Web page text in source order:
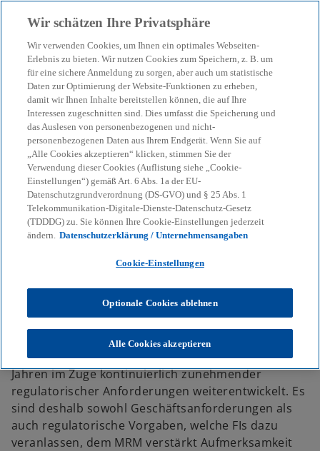
menu search
Modellrisikomanagement
(MRM)
Banken unterschätzen die Risiken einer
unzureichenden Modell-Governance
KPMG Themen
Corporate Governance & Compliance
Modellrisikomanagement (MRM)
Finanzinstitute (FIs) nutzen bereits seit Jahrzehnten
Modelle für die Unternehmenssteuerung und
wesentliche Aspekte des Geschäfts. Im Zuge der
Digitalisierung nimmt die Bedeutung von Modellen
weiter zu. Gleichzeitig hat sich das
Modellrisikomanagement (MRM) in den letzten
Jahren im Zuge kontinuierlich zunehmender
regulatorischer Anforderungen weiterentwickelt. Es
sind deshalb sowohl Geschäftsanforderungen als
auch regulatorische Vorgaben, welche FIs dazu
veranlassen, dem MRM verstärkt Aufmerksamkeit
Wir schätzen Ihre Privatsphäre
Wir verwenden Cookies, um Ihnen ein optimales Webseiten-
Erlebnis zu bieten. Wir nutzen Cookies zum Speichern, z. B. um
für eine sichere Anmeldung zu sorgen, aber auch um statistische
Daten zur Optimierung der Website-Funktionen zu erheben,
damit wir Ihnen Inhalte bereitstellen können, die auf Ihre
Interessen zugeschnitten sind. Dies umfasst die Speicherung und
das Auslesen von personenbezogenen und nicht-
personenbezogenen Daten aus Ihrem Endgerät. Wenn Sie auf
„Alle Cookies akzeptieren“ klicken, stimmen Sie der
Verwendung dieser Cookies (Auflistung siehe „Cookie-
Einstellungen“) gemäß Art. 6 Abs. 1a der EU-
Datenschutzgrundverordnung (DS-GVO) und § 25 Abs. 1
Telekommunikation-Digitale-Dienste-Datenschutz-Gesetz
(TDDDG) zu. Sie können Ihre Cookie-Einstellungen jederzeit
ändern. Datenschutzerklärung / Unternehmensangaben
Cookie-Einstellungen
Optionale Cookies ablehnen
Alle Cookies akzeptieren